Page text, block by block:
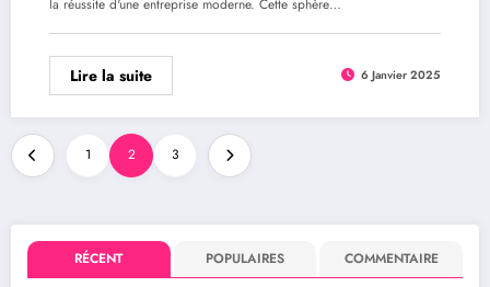
la réussite d'une entreprise moderne. Cette sphère…
Lire la suite 6 Janvier 2025
1 2 3
RÉCENT POPULAIRES COMMENTAIRE